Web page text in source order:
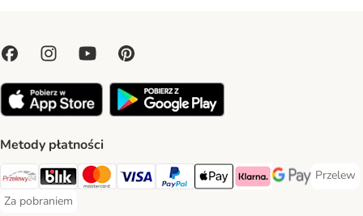
Metody płatności
Przelewy24 Payment Method
Blik Payment Method
MasterCard Payment Method
Visa Payment Method
PayPal Payment Method
Apple Pay Payment Method
Klarna Payment Method
Google Pay
Przelew
Przelew
Za pobraniem
Za pobraniem Payment Method